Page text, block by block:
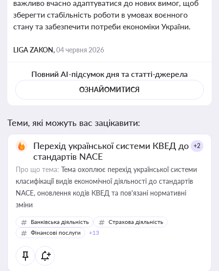
важливо вчасно адаптуватися до нових вимог, щоб
зберегти стабільність роботи в умовах воєнного
стану та забезпечити потреби економіки України.
LIGA ZAKON,04 червня 2026
Повний AI-підсумок дня та статті-джерела
ОЗНАЙОМИТИСЯ
Теми, які можуть вас зацікавити:
Перехід української системи КВЕД до
стандартів NACE
+2
Про що тема: Тема охоплює перехід української системи
класифікації видів економічної діяльності до стандартів
NACE, оновлення кодів КВЕД та пов'язані нормативні
зміни
Банківська діяльність
Страхова діяльність
Фінансові послуги
+13